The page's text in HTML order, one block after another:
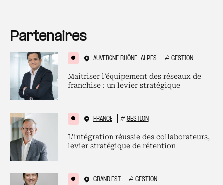
Partenaires
AUVERGNE RHÔNE-ALPES # GESTION
Maitriser l’équipement des réseaux de
franchise : un levier stratégique
FRANCE # GESTION
L’intégration réussie des collaborateurs,
levier stratégique de rétention
GRAND EST # GESTION